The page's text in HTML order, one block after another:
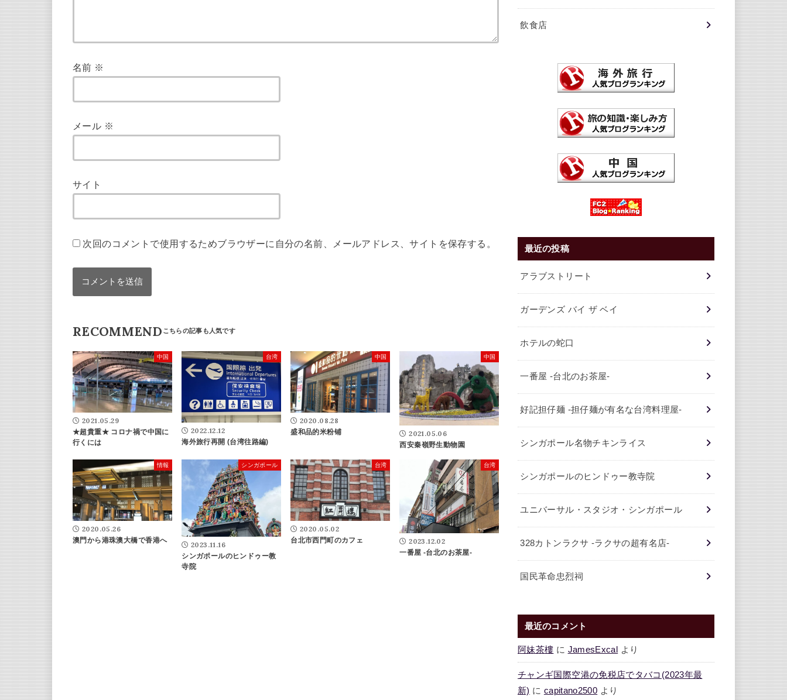
名前 ※
メール ※
サイト
次回のコメントで使用するためブラウザーに自分の名前、メールアドレス、サイトを保存する。
RECOMMEND
中国
2021.05.29
★超貴重★ コロナ禍で中国に
行くには
台湾
2022.12.12
海外旅行再開 (台湾往路編)
中国
2020.08.28
盛和品的米粉铺
中国
2021.05.06
西安秦嶺野生動物園
情報
2020.05.26
澳門から港珠澳大橋で香港へ
シンガポール
2023.11.16
シンガポールのヒンドゥー教
寺院
台湾
2020.05.02
台北市西門町のカフェ
台湾
2023.12.02
一番屋 -台北のお茶屋-
飲食店
最近の投稿
アラブストリート
ガーデンズ バイ ザ ベイ
ホテルの蛇口
一番屋 -台北のお茶屋-
好記担仔麺 -担仔麺が有名な台湾料理屋-
シンガポール名物チキンライス
シンガポールのヒンドゥー教寺院
ユニバーサル・スタジオ・シンガポール
328カトンラクサ -ラクサの超有名店-
国民革命忠烈祠
最近のコメント
阿妹茶樓 に JamesExcal より
チャンギ国際空港の免税店でタバコ(2023年最
新) に capitano2500 より